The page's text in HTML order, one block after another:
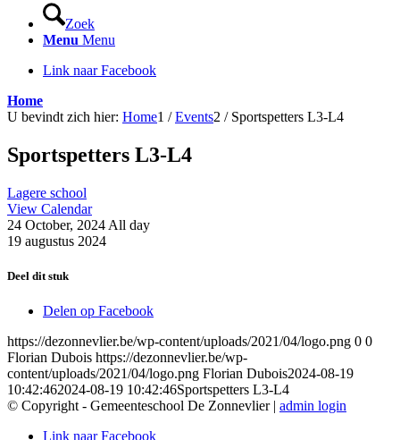
Zoek
Menu Menu
Link naar Facebook
Home
U bevindt zich hier: Home1 / Events2 / Sportspetters L3-L4
Sportspetters L3-L4
Lagere school
View Calendar
24 October, 2024 All day
19 augustus 2024
Deel dit stuk
Delen op Facebook
https://dezonnevlier.be/wp-content/uploads/2021/04/logo.png 0 0
Florian Dubois https://dezonnevlier.be/wp-
content/uploads/2021/04/logo.png Florian Dubois2024-08-19
10:42:462024-08-19 10:42:46Sportspetters L3-L4
© Copyright - Gemeenteschool De Zonnevlier | admin login
Link naar Facebook